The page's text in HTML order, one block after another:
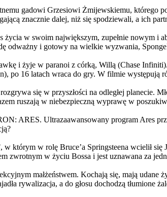
gadowi Grzesiowi Żmijewskiemu, którego
znacznie dalej, niż się spodziewali, a ich
w swoim największym, zupełnie nowym
odważny i gotowy na wielkie wyzwania,
i żyje w paranoi z córką, Willą (Chase
po 16 latach wraca do gry. W filmie występują
się w przyszłości na odległej planecie.
ruszają w niebezpieczną wyprawę w
ARES. Ultrazaawansowany program Ares
którym w rolę Bruce’a Springsteena wcielił
zwrotnym w życiu Bossa i jest uznawana za
małżeństwem. Kochają się, mają udane
rywalizacja, a do głosu dochodzą tłumione